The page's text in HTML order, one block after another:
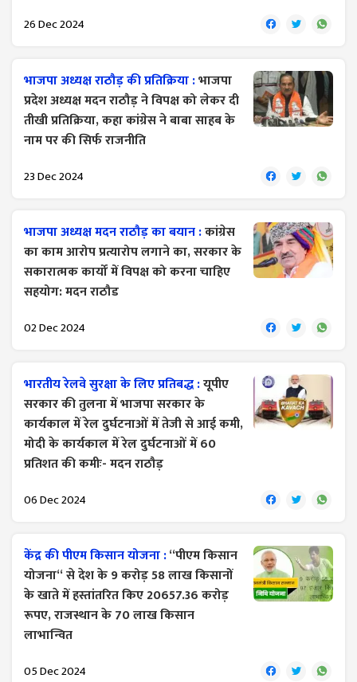
26 Dec 2024
भाजपा अध्यक्ष राठौड़ की प्रतिक्रिया :भाजपा
प्रदेश अध्यक्ष मदन राठौड़ ने विपक्ष को लेकर दी
तीखी प्रतिक्रिया, कहा कांग्रेस ने बाबा साहब के
नाम पर की सिर्फ राजनीति
23 Dec 2024
भाजपा अध्यक्ष मदन राठौड़ का बयान :कांग्रेस
का काम आरोप प्रत्यारोप लगाने का, सरकार के
सकारात्मक कार्यों में विपक्ष को करना चाहिए
सहयोग: मदन राठौड
02 Dec 2024
भारतीय रेलवे सुरक्षा के लिए प्रतिबद्ध :यूपीए
सरकार की तुलना में भाजपा सरकार के
कार्यकाल में रेल दुर्घटनाओं में तेजी से आई कमी,
मोदी के कार्यकाल में रेल दुर्घटनाओं में 60
प्रतिशत की कमीः- मदन राठौड़
06 Dec 2024
केंद्र की पीएम किसान योजना :‘‘पीएम किसान
योजना‘‘ से देश के 9 करोड़ 58 लाख किसानों
के खाते में हस्तांतरित किए 20657.36 करोड़
रूपए, राजस्थान के 70 लाख किसान
लाभान्वित
05 Dec 2024